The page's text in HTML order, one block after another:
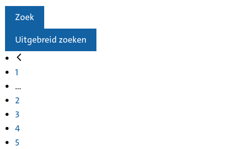
Zoek
Uitgebreid zoeken
1
...
2
3
4
5